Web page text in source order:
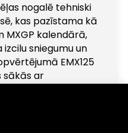
nogalē tehniski
kas pazīstama kā
MXGP kalendārā,
sniegumu un
EMX125
sākās ar